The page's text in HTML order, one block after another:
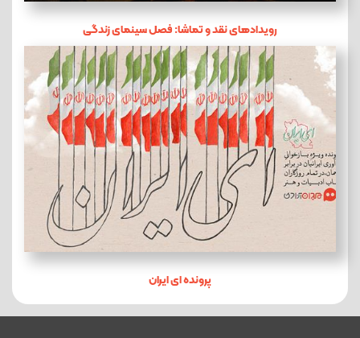
رویدادهای نقد و تماشا: فصل سینمای زندگی
پرونده ای ایران